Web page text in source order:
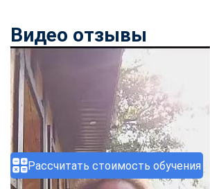
Рассчитать стоимость обучения
Видео отзывы
ChatApp